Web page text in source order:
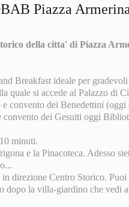
Piazza Armerina
della citta' di Piazza
Breakfast ideale per
quale si accede al Palazzo di
convento dei Benedettini (oggi
convento dei Gesuiti oggi
minuti.
e la Pinacoteca. Adesso
direzione Centro Storico.
dopo la villa-giardino che vedi